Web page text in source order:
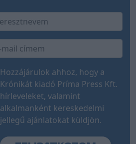
Hozzájárulok ahhoz, hogy a
Krónikát kiadó Príma Press Kft.
hírleveleket, valamint
alkalmanként kereskedelmi
jellegű ajánlatokat küldjön.